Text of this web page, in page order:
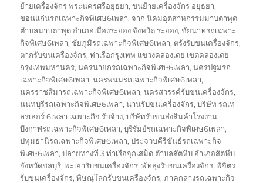
ย้ายเครื่องจักร พระนครศรีอยุธยา,ขนย้ายเครื่องจักร อยุธยา,
ขอนแก่นรถเฉพาะกิจพิเศษ6เพลา, จาก นิคมอุตสาหกรรมมาบตาพุด
ตำบลมาบตาพุด อำเภอเมืองระยอง จังหวัด ระยอง, ชัยนาทรถเฉพาะ
กิจพิเศษ6เพลา, ชัยภูมิรถเฉพาะกิจพิเศษ6เพลา, ตรังรับขนเครื่องจักร,
ตากรับขนเครื่องจักร,ท่าเรือกรุงเทพ แขวงคลองเตย เขตคลองเตย
กรุงเทพมหานคร,นครนายกรถเฉพาะกิจพิเศษ6เพลา,นครปฐมรถ
เฉพาะกิจพิเศษ6เพลา,นครพนมรถเฉพาะกิจพิเศษ6เพลา,
นครราชสีมารถเฉพาะกิจพิเศษ6เพลา,นครสวรรค์รับขนเครื่องจักร,
นนทบุรีรถเฉพาะกิจพิเศษ6เพลา,น่านรับขนเครื่องจักร,บริษัท รถเท
ลรเลอร์ 6เพลา เฉพาะกิจ รับจ้าง,บริษัทรับขนส่งสินค้าโรงงาน,
บึงกาฬรถเฉพาะกิจพิเศษ6เพลา,บุรีรัมย์รถเฉพาะกิจพิเศษ6เพลา,
ปทุมธานีรถเฉพาะกิจพิเศษ6เพลา,ประจวบคีรีขันธ์รถเฉพาะกิจ
พิเศษ6เพลา,ปลายทางที่ 3 ท่าเรือจุกเสม็ด ตำบลสัตหีบ อำเภอสัตหีบ
จังหวัดชลบุรี,พะเยารับขนเครื่องจักร,พัทลุงรับขนเครื่องจักร,พิจิตร
รับขนเครื่องจักร,พิษณุโลกรับขนเครื่องจักร,ภาคกลางรถเฉพาะกิจ